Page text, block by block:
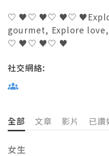
♡ ♥♡ ♥♡ ♥♡
gourmet, Explore
♡ ♥♡ ♥♡ ♥
社交網絡:
全部 文章 影片 已讚
女生